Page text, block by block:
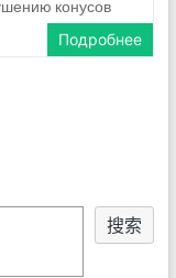
конусов
Подробнее
搜索